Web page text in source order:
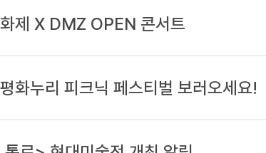
제 X DMZ OPEN 콘서트
화누리 피크닉 페스티벌 보러오세요!